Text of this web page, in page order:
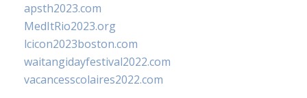
apsth2023.com
MedItRio2023.org
lcicon2023boston.com
waitangidayfestival2022.com
vacancesscolaires2022.com